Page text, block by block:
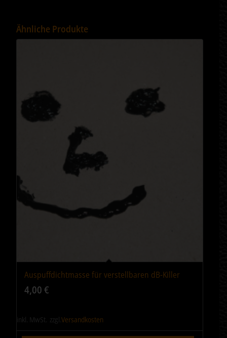
Ähnliche Produkte
Auspuffdichtmasse für verstellbaren dB-Killer
4,00€
inkl. MwSt. zzgl.Versandkosten